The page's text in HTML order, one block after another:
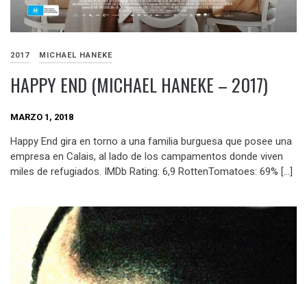
2017 MICHAEL HANEKE
HAPPY END (MICHAEL HANEKE – 2017)
MARZO 1, 2018
Happy End gira en torno a una familia burguesa que posee una
empresa en Calais, al lado de los campamentos donde viven
miles de refugiados. IMDb Rating: 6,9 RottenTomatoes: 69% […]